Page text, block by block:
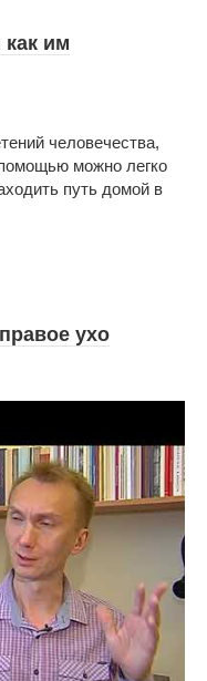
им
человечества,
можно легко
путь домой в
ухо